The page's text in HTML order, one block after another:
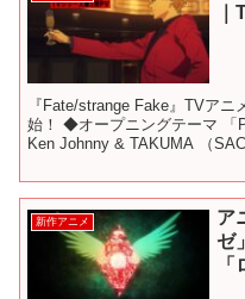
『Fate/strange Fake』TVア
始！ ◆オープニングテーマ 「
Ken Johnny & TAKUMA （
新作アニメ
ア
ゼ